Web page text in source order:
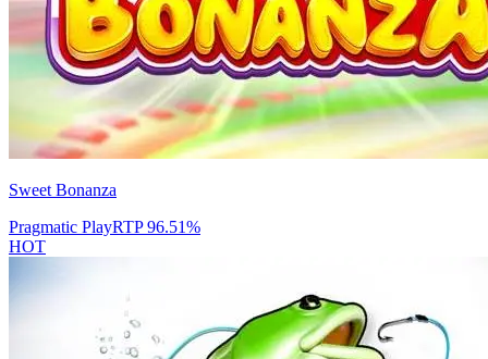
Sweet Bonanza
Pragmatic PlayRTP96.51%
HOT